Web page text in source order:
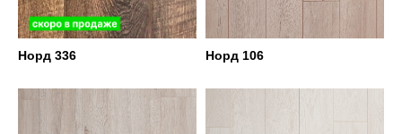
Норд 336 Норд 106